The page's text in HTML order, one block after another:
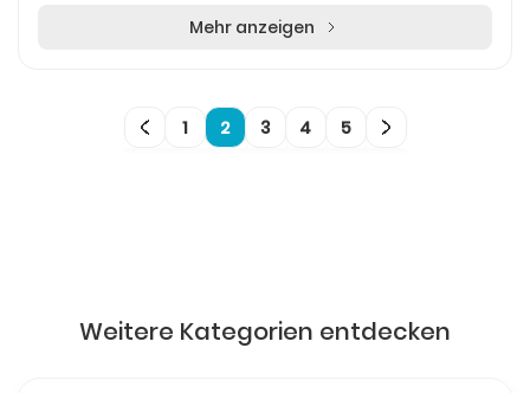
Mehr anzeigen
1 2 3 4 5
Weitere Kategorien entdecken